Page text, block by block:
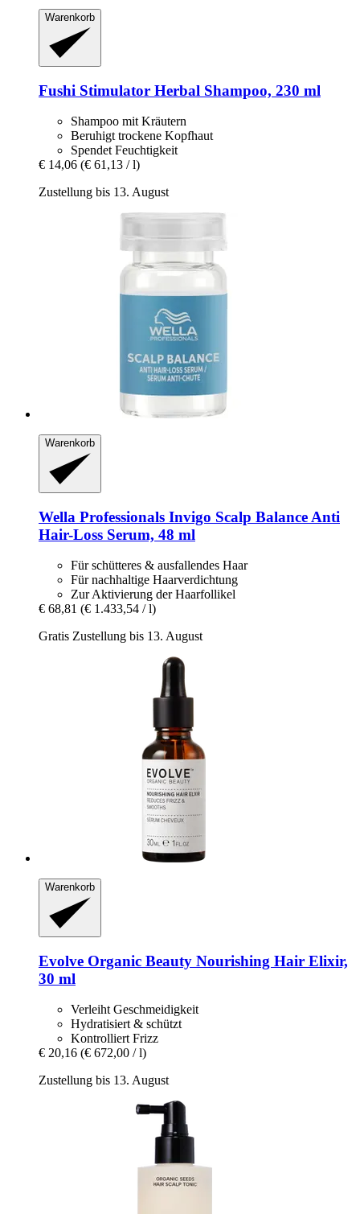
Warenkorb
Fushi Stimulator Herbal Shampoo, 230 ml
Shampoo mit Kräutern
Beruhigt trockene Kopfhaut
Spendet Feuchtigkeit
€ 14,06 (€ 61,13 / l)
Zustellung bis 13. August
Warenkorb
Wella Professionals Invigo Scalp Balance Anti
Hair-​Loss Serum, 48 ml
Für schütteres & ausfallendes Haar
Für nachhaltige Haarverdichtung
Zur Aktivierung der Haarfollikel
€ 68,81 (€ 1.433,54 / l)
Gratis Zustellung bis 13. August
Warenkorb
Evolve Organic Beauty Nourishing Hair Elixir,
30 ml
Verleiht Geschmeidigkeit
Hydratisiert & schützt
Kontrolliert Frizz
€ 20,16 (€ 672,00 / l)
Zustellung bis 13. August